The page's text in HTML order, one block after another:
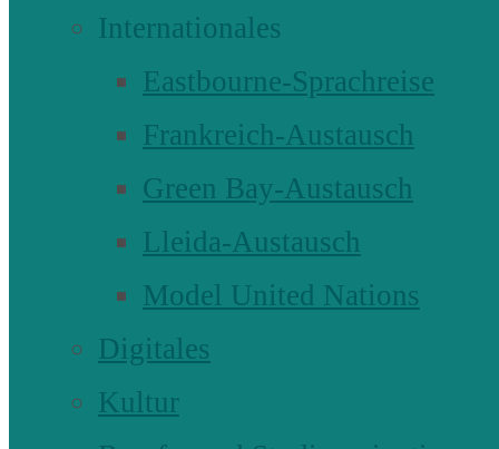
Internationales
Eastbourne-Sprachreise
Frankreich-Austausch
Green Bay-Austausch
Lleida-Austausch
Model United Nations
Digitales
Kultur